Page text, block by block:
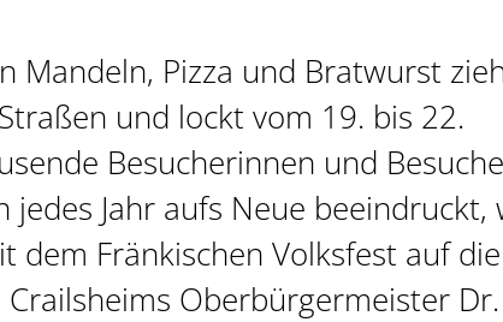
Mandeln, Pizza und Bratwurst
und lockt vom 19. bis 22.
Besucherinnen und
jedes Jahr aufs Neue beeindruckt,
Fränkischen Volksfest auf die
Crailsheims Oberbürgermeister Dr.